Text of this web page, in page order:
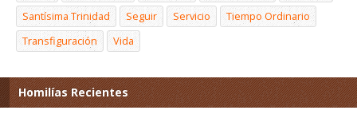
Santísima Trinidad
Seguir Servicio
Tiempo Ordinario
Transfiguración
Vida
Homilías Recientes